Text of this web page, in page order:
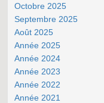
Octobre 2025
Septembre 2025
Août 2025
Année 2025
Année 2024
Année 2023
Année 2022
Année 2021